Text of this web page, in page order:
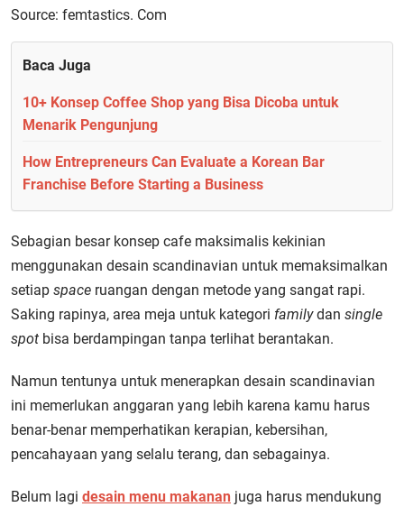
Source: femtastics. Com
Baca Juga
10+ Konsep Coffee Shop yang Bisa Dicoba untuk
Menarik Pengunjung
How Entrepreneurs Can Evaluate a Korean Bar
Franchise Before Starting a Business
Sebagian besar konsep cafe maksimalis kekinian
menggunakan desain scandinavian untuk memaksimalkan
setiap space ruangan dengan metode yang sangat rapi.
Saking rapinya, area meja untuk kategori familydan single
spot bisa berdampingan tanpa terlihat berantakan.
Namun tentunya untuk menerapkan desain scandinavian
ini memerlukan anggaran yang lebih karena kamu harus
benar-benar memperhatikan kerapian, kebersihan,
pencahayaan yang selalu terang, dan sebagainya.
Belum lagi desain menu makanan juga harus mendukung